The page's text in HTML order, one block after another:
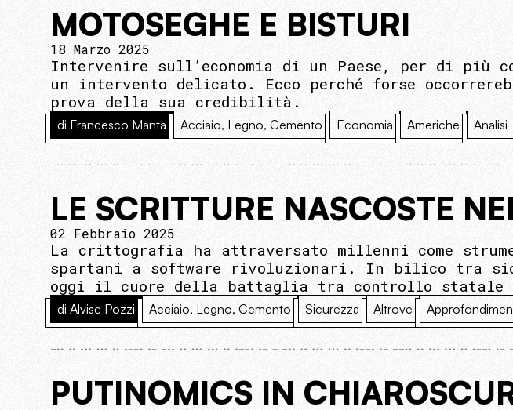
MOTOSEGHE E BISTURI
18 Marzo 2025
Intervenire sull’economia di un Paese, per di più
un intervento delicato. Ecco perché forse
prova della sua credibilità.
di Francesco Manta Acciaio, Legno, Cemento Economia Americhe Analisi
LE SCRITTURE NASCOSTE
02 Febbraio 2025
La crittografia ha attraversato millenni come
spartani a software rivoluzionari. In bilico tra
oggi il cuore della battaglia tra controllo
di Alvise Pozzi Acciaio, Legno, Cemento Sicurezza Altrove
PUTINOMICS IN